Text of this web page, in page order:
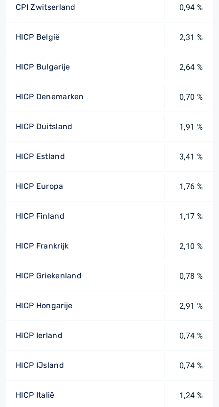
CPI Zwitserland 0,94 %
HICP België 2,31 %
HICP Bulgarije 2,64 %
HICP Denemarken 0,70 %
HICP Duitsland 1,91 %
HICP Estland 3,41 %
HICP Europa 1,76 %
HICP Finland 1,17 %
HICP Frankrijk 2,10 %
HICP Griekenland 0,78 %
HICP Hongarije 2,91 %
HICP Ierland 0,74 %
HICP IJsland 0,74 %
HICP Italië 1,24 %